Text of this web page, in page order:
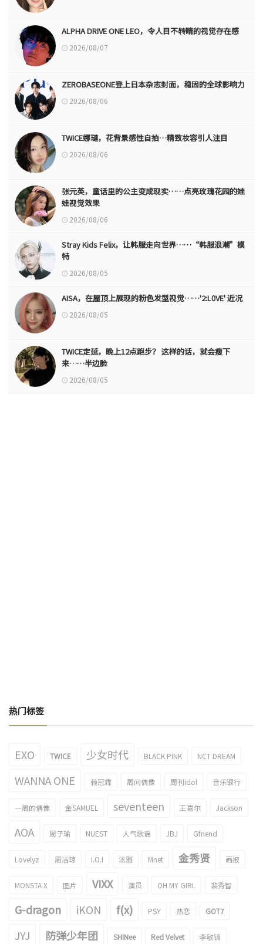
ALPHA DRIVE ONE LEO，令人目不转睛的视觉存在感
2026/08/07
ZEROBASEONE登上日本杂志封面，稳固的全球影响力
2026/08/06
TWICE娜璉，花背景感性自拍…精致妆容引人注目
2026/08/06
张元英，童话里的公主变成现实……点亮玫瑰花园的娃
娃视觉效果
2026/08/06
Stray Kids Felix，让韩服走向世界……“韩服浪潮”模
特
2026/08/05
AISA，在屋顶上展现的粉色发型视觉……'2:L0VE' 近况
2026/08/05
TWICE定延，晚上12点跑步？ 这样的话，就会瘦下
来……半边脸
2026/08/05
热门标签
EXO TWICE 少女时代 BLACK PINK NCT DREAM
WANNA ONE 赖冠霖 周间偶像 周刊idol 音乐银行
一周的偶像 金SAMUEL seventeen 王嘉尔 Jackson
AOA 周子瑜 NUEST 人气歌谣 JBJ Gfriend
Lovelyz 周洁琼 I.O.I 泫雅 Mnet 金秀贤 画报
MONSTA X 图片 VIXX 演员 OH MY GIRL 裴秀智
G-dragon iKON f(x) PSY 热恋 GOT7
JYJ 防弹少年团 SHINee Red Velvet 李敏镐